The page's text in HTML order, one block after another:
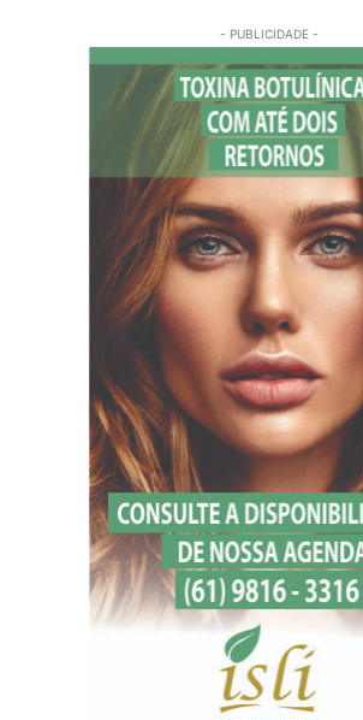
- PUBLICIDADE -